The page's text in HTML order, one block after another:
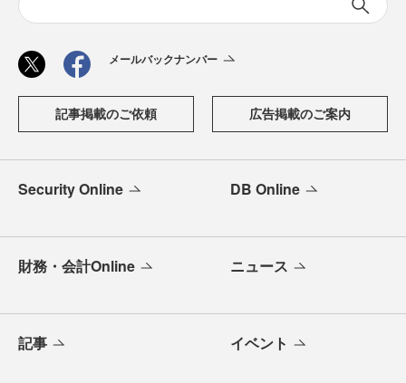
メールバックナンバー
記事掲載のご依頼 広告掲載のご案内
Security Online DB Online
財務・会計Online ニュース
記事 イベント